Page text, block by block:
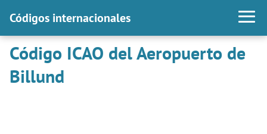
Códigos internacionales
Código ICAO del Aeropuerto de
Billund